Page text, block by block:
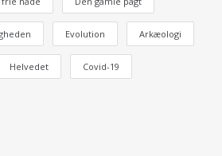
Evolution Arkæologi
Helvedet Covid-19